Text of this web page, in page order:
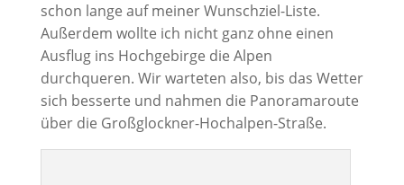
schon lange auf meiner Wunschziel-Liste.
Außerdem wollte ich nicht ganz ohne einen
Ausflug ins Hochgebirge die Alpen
durchqueren. Wir warteten also, bis das Wetter
sich besserte und nahmen die Panoramaroute
über die Großglockner-Hochalpen-Straße.